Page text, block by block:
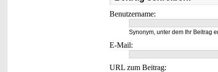
Benutzername:
Synonym, unter dem Ihr Beitrag
E-Mail:
URL zum Beitrag: